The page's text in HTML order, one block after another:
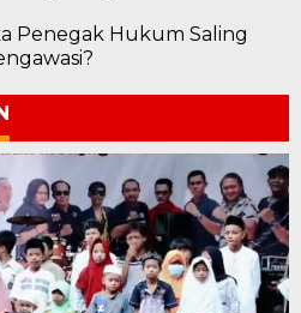
Penegak Hukum Saling